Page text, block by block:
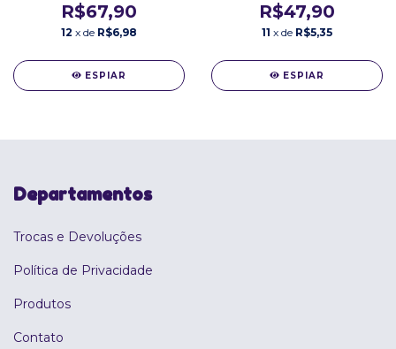
R$67,90
12 x de R$6,98
ESPIAR
R$47,90
11 x de R$5,35
ESPIAR
Departamentos
Trocas e Devoluções
Política de Privacidade
Produtos
Contato